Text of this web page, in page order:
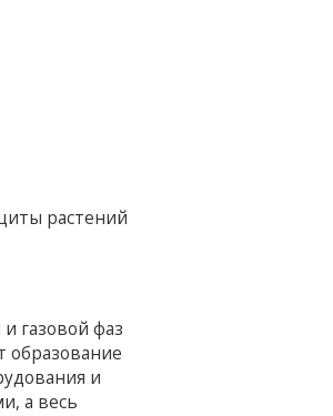
растений
газовой фаз
образование
и
а весь